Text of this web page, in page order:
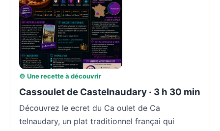
🍲 Une recette à découvrir
Cassoulet de Castelnaudary · 3 h 30 min
Découvrez le ecret du Ca oulet de Ca
telnaudary, un plat traditionnel françai qui